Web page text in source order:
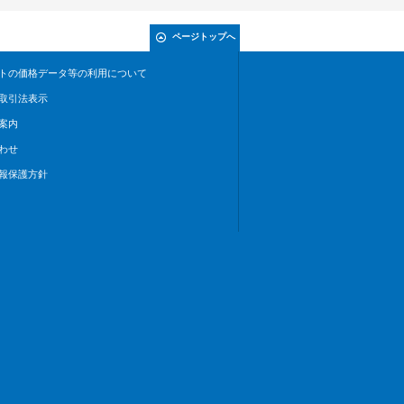
ページトップへ
の価格データ等の利用について
引法表示
内
せ
保護方針